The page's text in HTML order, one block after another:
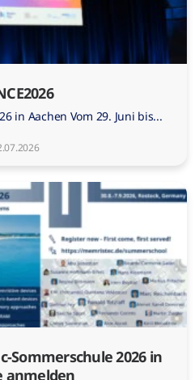
in Aachen Vom 29. Juni bis...
Sommerschule 2026 in
anmelden